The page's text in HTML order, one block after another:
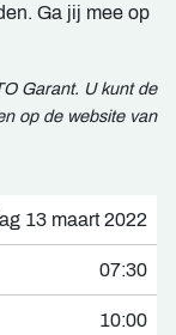
Ga jij mee op
Garant. U kunt de
op de website van
13 maart 2022
07:30
10:00